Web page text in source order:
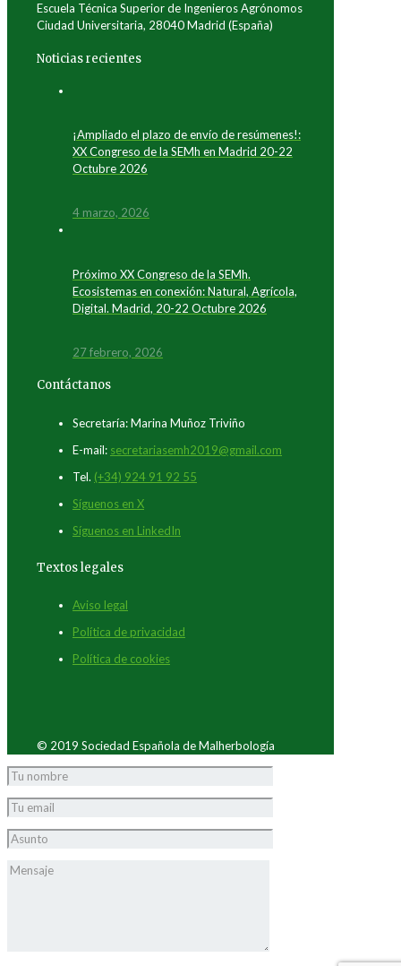
Escuela Técnica Superior de Ingenieros Agrónomos
Ciudad Universitaria, 28040 Madrid (España)
Noticias recientes
¡Ampliado el plazo de envío de resúmenes!:
XX Congreso de la SEMh en Madrid 20-22
Octubre 2026
4 marzo, 2026
Próximo XX Congreso de la SEMh.
Ecosistemas en conexión: Natural, Agrícola,
Digital. Madrid, 20-22 Octubre 2026
27 febrero, 2026
Contáctanos
Secretaría: Marina Muñoz Triviño
E-mail: secretariasemh2019@gmail.com
Tel. (+34) 924 91 92 55
Síguenos en X
Síguenos en LinkedIn
Textos legales
Aviso legal
Política de privacidad
Política de cookies
© 2019 Sociedad Española de Malherbología